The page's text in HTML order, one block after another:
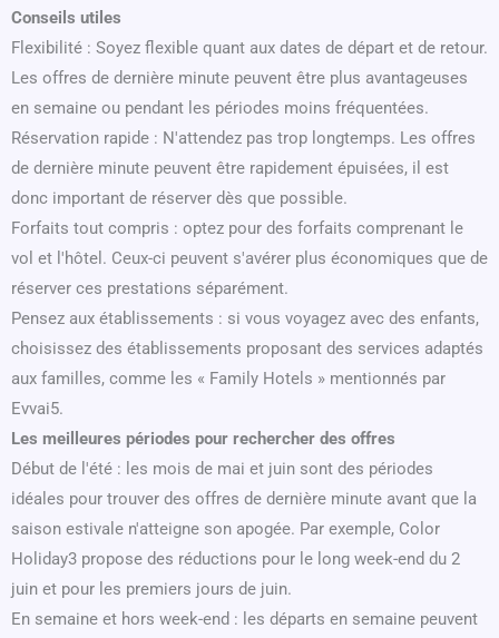
Conseils utiles
Flexibilité : Soyez flexible quant aux dates de départ et de retour.
Les offres de dernière minute peuvent être plus avantageuses
en semaine ou pendant les périodes moins fréquentées.
Réservation rapide : N'attendez pas trop longtemps. Les offres
de dernière minute peuvent être rapidement épuisées, il est
donc important de réserver dès que possible.
Forfaits tout compris : optez pour des forfaits comprenant le
vol et l'hôtel. Ceux-ci peuvent s'avérer plus économiques que de
réserver ces prestations séparément.
Pensez aux établissements : si vous voyagez avec des enfants,
choisissez des établissements proposant des services adaptés
aux familles, comme les « Family Hotels » mentionnés par
Evvai5.
Les meilleures périodes pour rechercher des offres
Début de l'été : les mois de mai et juin sont des périodes
idéales pour trouver des offres de dernière minute avant que la
saison estivale n'atteigne son apogée. Par exemple, Color
Holiday3 propose des réductions pour le long week-end du 2
juin et pour les premiers jours de juin.
En semaine et hors week-end : les départs en semaine peuvent